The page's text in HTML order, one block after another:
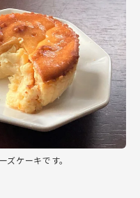
ズケーキです。